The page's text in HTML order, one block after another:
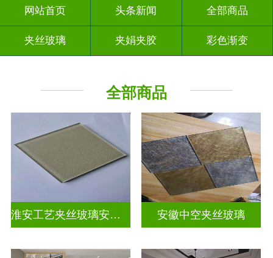
网站首页 头条新闻 全部商品
夹丝玻璃 夹娟夹胶 彩色渐变
屏风背景墙
全部商品
淮安工艺夹丝玻璃安装电话 安徽中空夹丝玻璃